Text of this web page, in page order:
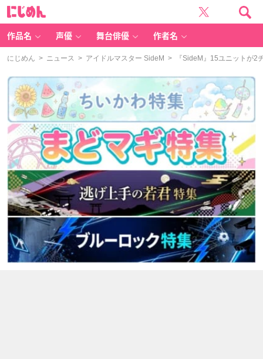
作品名 声優 舞台俳優 作者名
にじめん > ニュース > アイドルマスター SideM > 『SideM』15ユニットが2